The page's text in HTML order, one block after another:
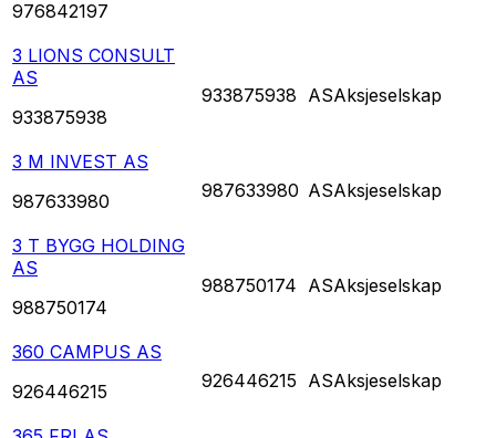
976842197
3 LIONS CONSULT
AS
933875938
933875938 ASAksjeselskap
3 M INVEST AS
987633980
987633980 ASAksjeselskap
3 T BYGG HOLDING
AS
988750174
988750174 ASAksjeselskap
360 CAMPUS AS
926446215
926446215 ASAksjeselskap